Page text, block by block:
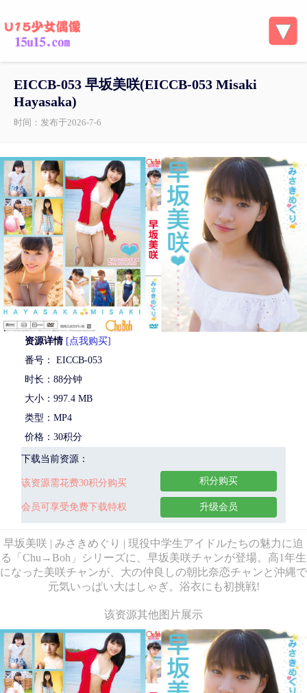
EICCB-053 早坂美咲(EICCB-053 Misaki
Hayasaka)
时间：发布于2026-7-6
资源详情 [点我购买]
番号： EICCB-053
时长：88分钟
大小：997.4 MB
类型：MP4
价格：30积分
下载当前资源：
该资源需花费30积分购买
会员可享受免费下载特权
积分购买
升级会员
早坂美咲 | みさきめぐり | 現役中学生アイドルたちの魅力に迫
る「Chu→Boh」シリーズに、早坂美咲チャンが登場。高1年生
になった美咲チャンが、大の仲良しの朝比奈恋チャンと沖縄で
元気いっぱい大はしゃぎ。浴衣にも初挑戦!
该资源其他图片展示